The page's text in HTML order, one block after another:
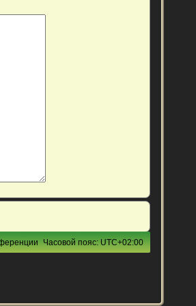
Часовой пояс:UTC+02:00